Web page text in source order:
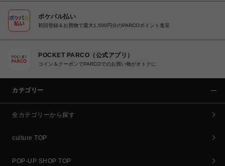
ポケパル払い
初回登録＆お買物で最大1,500円分のPARCOポイント進呈
POCKET PARCO（公式アプリ）
コイン＆クーポンでPARCOでのお買い物がオトクに
カテゴリー
全カテゴリーから探す
culture TOP
POP-UP SHOP TOP